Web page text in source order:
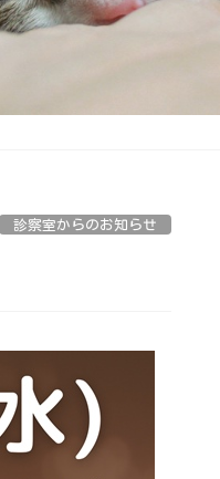
診察室からのお知らせ